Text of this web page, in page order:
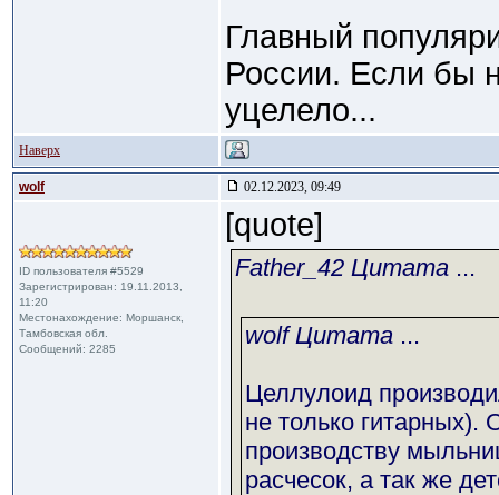
Главный
России. Если бы
уцелело...
Наверх
wolf 02.12.2023, 09:49
ID пользователя #5529
Зарегистрирован: 19.11.2013,
11:20
Местонахождение: Моршанск,
Тамбовская обл.
Сообщений: 2285
[quote]
Father_42 Цитата ...
wolf Цитата ...
Целлулоид
не только
производству
расчесок, а так же